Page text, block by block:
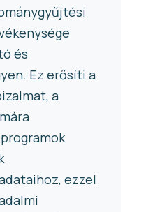
és
Ez erősíti a
a
ezzel